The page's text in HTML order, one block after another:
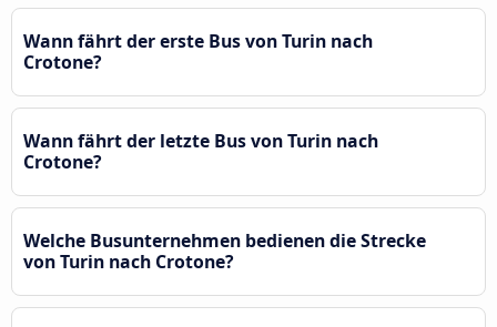
Wann fährt der erste Bus von Turin nach
Crotone?
Wann fährt der letzte Bus von Turin nach
Crotone?
Welche Busunternehmen bedienen die Strecke
von Turin nach Crotone?